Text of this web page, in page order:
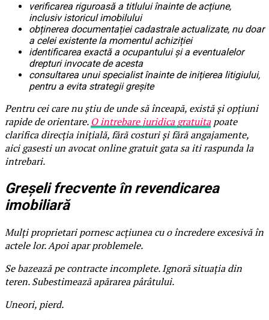
verificarea riguroasă a titlului înainte de acțiune,
inclusiv istoricul imobilului
obținerea documentației cadastrale actualizate, nu doar
a celei existente la momentul achiziției
identificarea exactă a ocupantului și a eventualelor
drepturi invocate de acesta
consultarea unui specialist înainte de inițierea litigiului,
pentru a evita strategii greșite
Pentru cei care nu știu de unde să înceapă, există și opțiuni
rapide de orientare. O intrebare juridica gratuitapoate
clarifica direcția inițială, fără costuri și fără angajamente,
aici gasesti un avocat online gratuit gata sa iti raspunda la
intrebari.
Greșeli frecvente în revendicarea
imobiliară
Mulți proprietari pornesc acțiunea cu o încredere excesivă în
actele lor. Apoi apar problemele.
Se bazează pe contracte incomplete. Ignoră situația din
teren. Subestimează apărarea pârâtului.
Uneori, pierd.